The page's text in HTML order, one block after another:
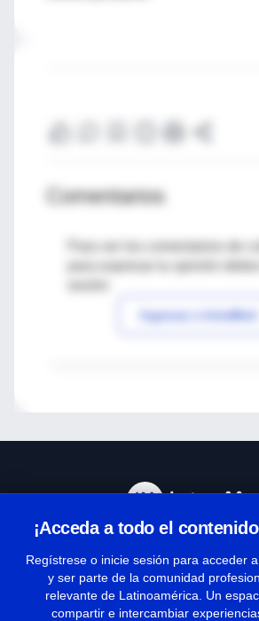
Comentarios
Para ver los comentarios de
Ingresar a IntraMed
¡Acceda a todo el
Regístrese o inicie sesión para acceder
y ser parte de la comunidad
relevante de Latinoamérica. Un
compartir e intercambiar
Términos y condiciones